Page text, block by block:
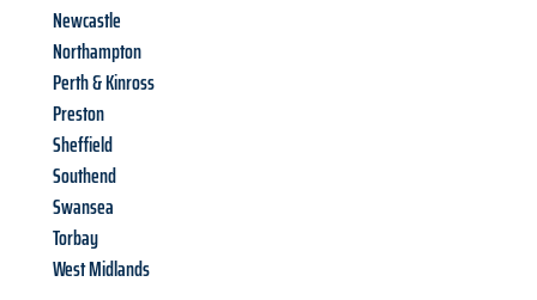
Newcastle
Northampton
Perth & Kinross
Preston
Sheffield
Southend
Swansea
Torbay
West Midlands